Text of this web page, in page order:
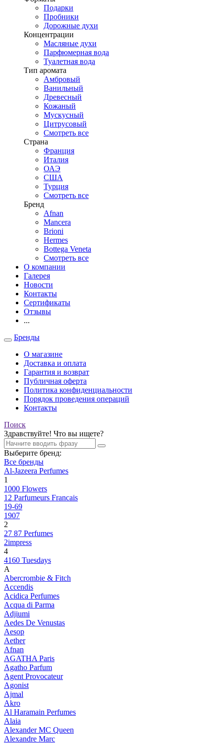
Подарки
Пробники
Дорожные духи
Концентрации
Масляные духи
Парфюмерная вода
Туалетная вода
Тип аромата
Амбровый
Ванильный
Древесный
Кожаный
Мускусный
Цитрусовый
Смотреть все
Страна
Франция
Италия
ОАЭ
США
Турция
Смотреть все
Бренд
Afnan
Mancera
Brioni
Hermes
Bottega Veneta
Смотреть все
О компании
Галерея
Новости
Контакты
Сертификаты
Отзывы
...
Бренды
О магазине
Доставка и оплата
Гарантия и возврат
Публичная оферта
Политика конфиденциальности
Порядок проведения операций
Контакты
Поиск
Здравствуйте! Что вы ищете?
Выберите бренд:
Все бренды
Al-Jazeera Perfumes
1
1000 Flowers
12 Parfumeurs Francais
19-69
1907
2
27 87 Perfumes
2impress
4
4160 Tuesdays
A
Abercrombie & Fitch
Accendis
Acidica Perfumes
Acqua di Parma
Adjiumi
Aedes De Venustas
Aesop
Aether
Afnan
AGATHA Paris
Agatho Parfum
Agent Provocateur
Agonist
Ajmal
Akro
Al Haramain Perfumes
Alaia
Alexander MC Queen
Alexandre Marc